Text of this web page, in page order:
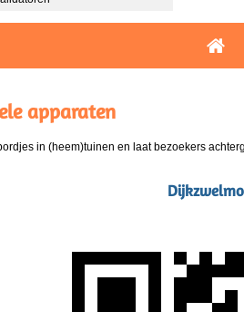
apparaten
in (heem)tuinen en laat bezoekers